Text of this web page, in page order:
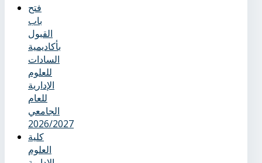
فتح
باب
القبول
بأكاديمية
السادات
للعلوم
الإدارية
للعام
الجامعي
2026/2027
كلية
العلوم